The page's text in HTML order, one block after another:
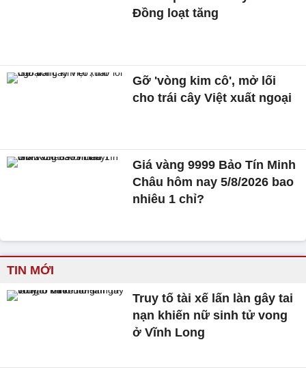
Đồng loạt tăng
Gỡ 'vòng kim cô', mở lối
cho trái cây Việt xuất ngoại
Giá vàng 9999 Bảo Tín Minh
Châu hôm nay 5/8/2026 bao
nhiêu 1 chỉ?
TIN MỚI
Truy tố tài xế lấn làn gây tai
nạn khiến nữ sinh tử vong
ở Vĩnh Long